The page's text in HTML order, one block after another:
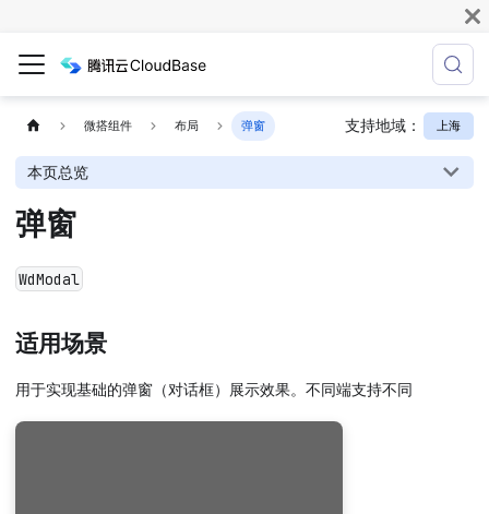
微搭组件 布局 弹窗 支持地域： 上海
本页总览
弹窗
WdModal
适用场景
用于实现基础的弹窗（对话框）展示效果。不同端支持不同